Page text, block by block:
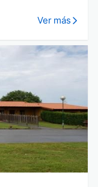
Ver más